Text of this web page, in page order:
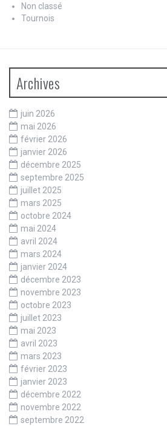
Non classé
Tournois
Archives
juin 2026
mai 2026
février 2026
janvier 2026
décembre 2025
septembre 2025
juillet 2025
mars 2025
octobre 2024
mai 2024
avril 2024
mars 2024
janvier 2024
décembre 2023
novembre 2023
octobre 2023
juillet 2023
mai 2023
avril 2023
mars 2023
février 2023
janvier 2023
décembre 2022
novembre 2022
septembre 2022